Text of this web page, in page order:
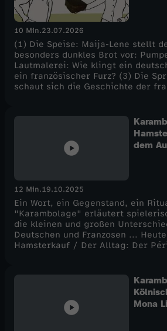
10 Min.23.07.2026
(1) Die Speise: Maija-Lene stellt
besonders dunkles Brot vor:
Lautmalerei: Wie klingt ein
ein französischer Furz? (3) Die
schaut sich die Geschichte der
dem
12 Min.19.10.2025
Ein Wort, ein Gegenstand, ein
"Karambolage" erläutert
die kleinen und großen
Deutschen und Franzosen ...
Hamsterkauf / Der Alltag: Der
Mona